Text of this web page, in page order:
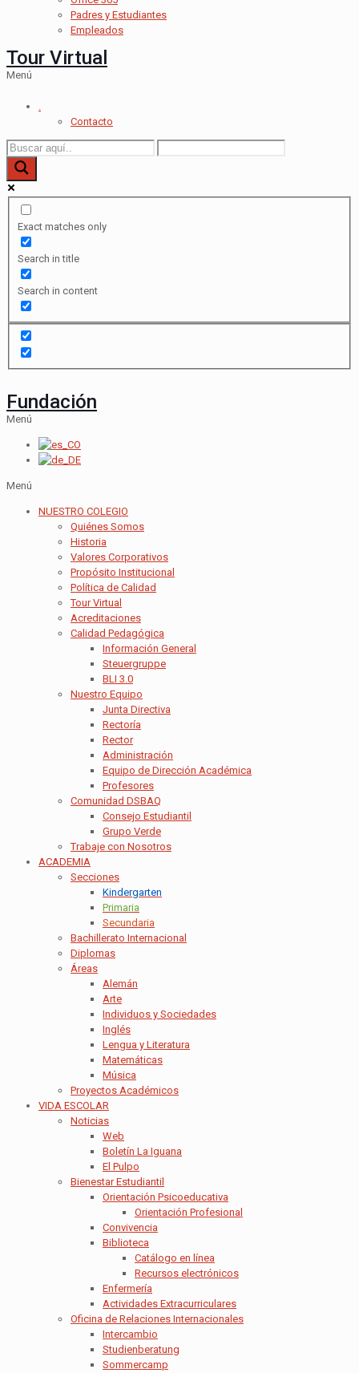
Padres y Estudiantes
Empleados
Tour Virtual
Menú
.
Contacto
Exact matches only
Search in title
Search in content
Fundación
Menú
Menú
NUESTRO COLEGIO
Quiénes Somos
Historia
Valores Corporativos
Propósito Institucional
Política de Calidad
Tour Virtual
Acreditaciones
Calidad Pedagógica
Información General
Steuergruppe
BLI 3.0
Nuestro Equipo
Junta Directiva
Rectoría
Rector
Administración
Equipo de Dirección Académica
Profesores
Comunidad DSBAQ
Consejo Estudiantil
Grupo Verde
Trabaje con Nosotros
ACADEMIA
Secciones
Kindergarten
Primaria
Secundaria
Bachillerato Internacional
Diplomas
Áreas
Alemán
Arte
Individuos y Sociedades
Inglés
Lengua y Literatura
Matemáticas
Música
Proyectos Académicos
VIDA ESCOLAR
Noticias
Web
Boletín La Iguana
El Pulpo
Bienestar Estudiantil
Orientación Psicoeducativa
Orientación Profesional
Convivencia
Biblioteca
Catálogo en línea
Recursos electrónicos
Enfermería
Actividades Extracurriculares
Oficina de Relaciones Internacionales
Intercambio
Studienberatung
Sommercamp